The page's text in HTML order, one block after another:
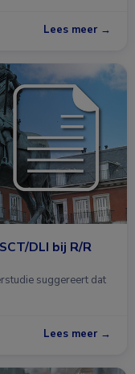
Lees meer →
DLI bij R/R
suggereert dat
Lees meer →